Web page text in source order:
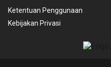
Ketentuan Penggunaan
Kebijakan Privasi